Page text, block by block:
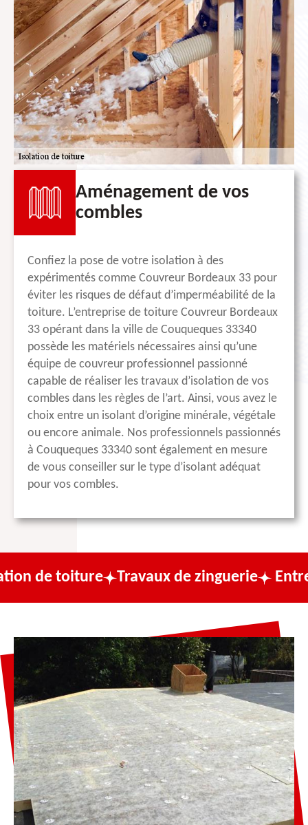
Aménagement de vos
combles
Confiez la pose de votre isolation à des
expérimentés comme Couvreur Bordeaux 33 pour
éviter les risques de défaut d’imperméabilité de la
toiture. L’entreprise de toiture Couvreur Bordeaux
33 opérant dans la ville de Couqueques 33340
possède les matériels nécessaires ainsi qu’une
équipe de couvreur professionnel passionné
capable de réaliser les travaux d’isolation de vos
combles dans les règles de l’art. Ainsi, vous avez le
choix entre un isolant d’origine minérale, végétale
ou encore animale. Nos professionnels passionnés
à Couqueques 33340 sont également en mesure
de vous conseiller sur le type d’isolant adéquat
pour vos combles.
Travaux de zinguerie Entreprise de